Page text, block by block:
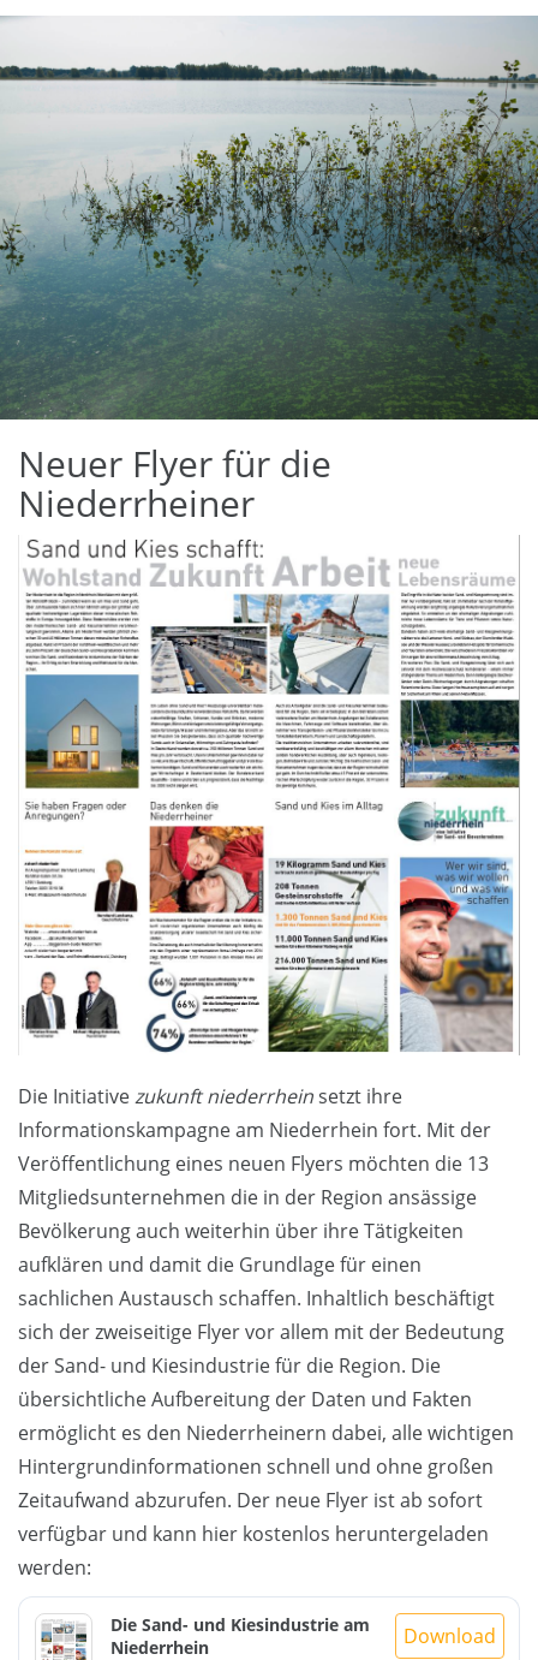
Neuer Flyer für die
Niederrheiner
Die Initiativezukunft niederrheinsetzt ihre
Informationskampagne am Niederrhein fort. Mit der
Veröffentlichung eines neuen Flyers möchten die 13
Mitgliedsunternehmen die in der Region ansässige
Bevölkerung auch weiterhin über ihre Tätigkeiten
aufklären und damit die Grundlage für einen
sachlichen Austausch schaffen. Inhaltlich beschäftigt
sich der zweiseitige Flyer vor allem mit der Bedeutung
der Sand- und Kiesindustrie für die Region. Die
übersichtliche Aufbereitung der Daten und Fakten
ermöglicht es den Niederrheinern dabei, alle wichtigen
Hintergrundinformationen schnell und ohne großen
Zeitaufwand abzurufen. Der neue Flyer ist ab sofort
verfügbar und kann hier kostenlos heruntergeladen
werden:
Die Sand- und Kiesindustrie am
Niederrhein
Download